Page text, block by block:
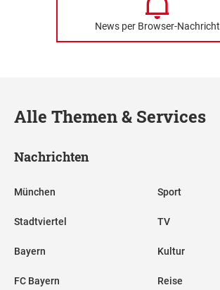
News per Browser-Nachricht
Alle Themen & Services
Nachrichten
München
Stadtviertel
Bayern
FC Bayern
Sport
TV
Kultur
Reise